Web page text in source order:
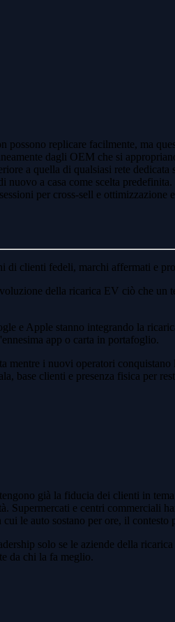
replicare facilmente, ma
dagli OEM che si
a quella di qualsiasi rete
nuovo a casa come scelta
per cross-sell e ottimizzazione
di clienti fedeli, marchi affermati e
della ricarica EV ciò che un
e Apple stanno integrando la
app o carta in portafoglio.
mentre i nuovi operatori
base clienti e presenza fisica per
già la fiducia dei clienti in
Supermercati e centri commerciali
le auto sostano per ore, il contesto
solo se le aziende della
da chi la fa meglio.